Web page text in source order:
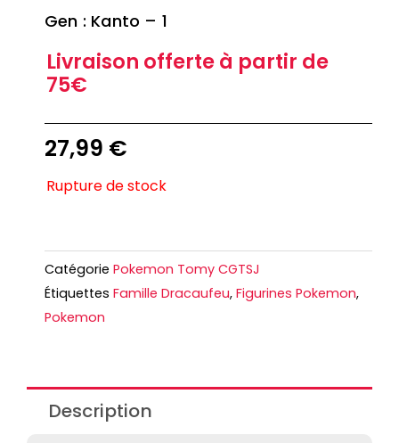
Gen : Kanto – 1
Livraison offerte à partir de
75€
27,99 €
Rupture de stock
Catégorie Pokemon Tomy CGTSJ
Étiquettes Famille Dracaufeu, Figurines Pokemon,
Pokemon
Description